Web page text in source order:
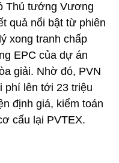
Thủ tướng Vương
quả nổi bật từ phiên
xong tranh chấp
EPC của dự án
giải. Nhờ đó, PVN
phí lên tới 23 triệu
định giá, kiểm toán
cấu lại PVTEX.